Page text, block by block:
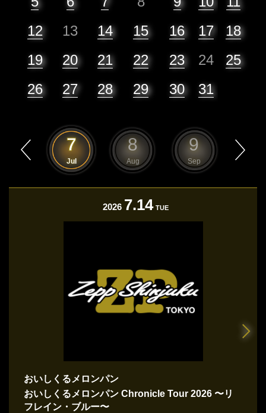
12
13 14 15 16 17
18
19
20 21 22 23 24
25
26
27 28 29 30 31
7
Jul
8
Aug
9
Sep
2026 7.14 TUE
おいしくるメロンパン
おいしくるメロンパン Chronicle Tour 2026 〜リ
フレイン・ブルー〜